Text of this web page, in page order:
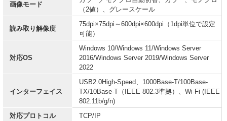
画像モード
（2値）、グレースケール
読み取り解像度
75dpi×75dpi～600dpi×600dpi（1dpi単位で設定
可能）
対応OS
Windows 10/Windows 11/Windows Server
2016/Windows Server 2019/Windows Server
2022
インターフェイス
USB2.0High-Speed、1000Base-T/100Base-
TX/10Base-T（IEEE 802.3準拠）、Wi-Fi (IEEE
802.11b/g/n)
対応プロトコル
TCP/IP